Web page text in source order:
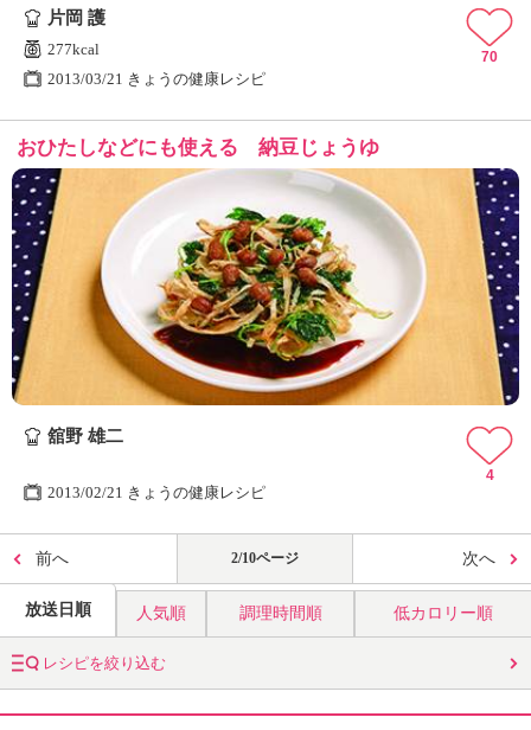
片岡 護
277kcal
2013/03/21 きょうの健康レシピ
70
おひたしなどにも使える 納豆じょうゆ
舘野 雄二
2013/02/21 きょうの健康レシピ
4
前へ 2/10ページ 次へ
放送日順 人気順 調理時間順 低カロリー順
レシピを絞り込む